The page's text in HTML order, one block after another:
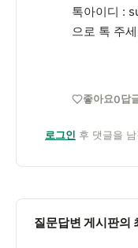
톡아이디 :
으로 톡 주
좋아요0답
로그인 후 댓글을
질문답변 게시판의